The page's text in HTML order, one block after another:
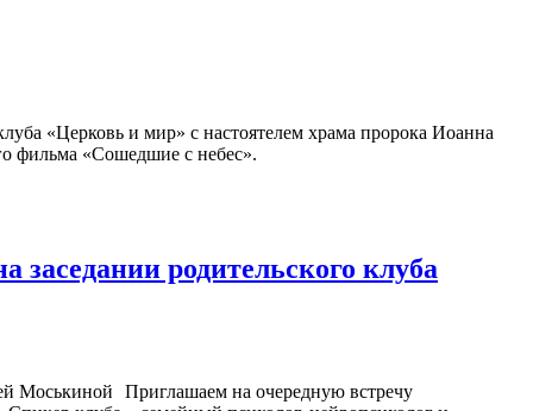
«Церковь и мир» с настоятелем храма пророка Иоанна
фильма «Сошедшие с небес».
родительского клуба
Приглашаем на очередную встречу